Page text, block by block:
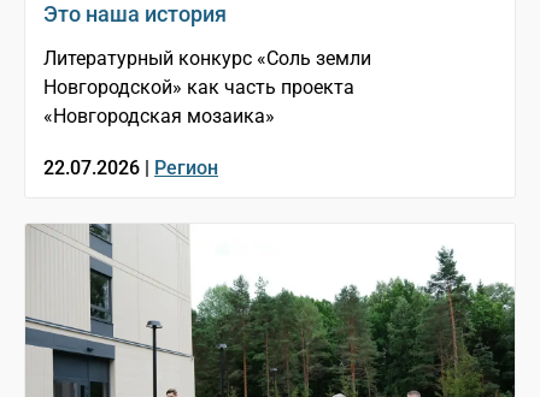
Это наша история
Литературный конкурс «Соль земли
Новгородской» как часть проекта
«Новгородская мозаика»
22.07.2026 | Регион